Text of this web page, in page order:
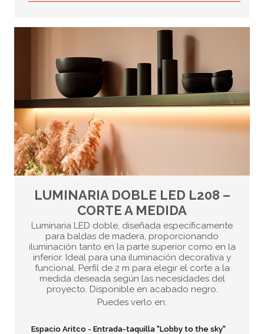
LUMINARIA DOBLE LED L208 –
CORTE A MEDIDA
Luminaria LED doble, diseñada específicamente
para baldas de madera, proporcionando
iluminación tanto en la parte superior como en la
inferior. Ideal para una iluminación decorativa y
funcional. Perfil de 2 m para elegir el corte a la
medida deseada según las necesidades del
proyecto. Disponible en acabado negro.
Puedes verlo en:
Espacio Aritco - Entrada-taquilla "Lobby to the sky"